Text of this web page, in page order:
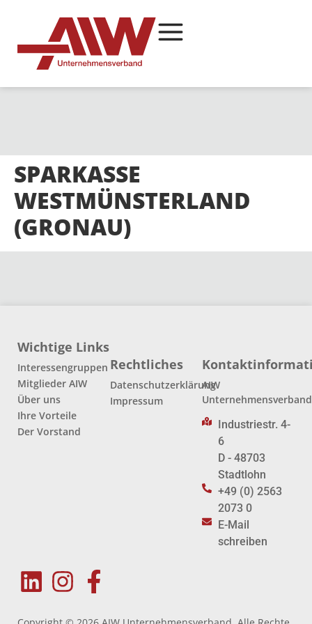
SPARKASSE
WESTMÜNSTERLAND
(GRONAU)
Wichtige Links
Interessengruppen
Mitglieder AIW
Über uns
Ihre Vorteile
Der Vorstand
Rechtliches
Datenschutzerklärung
Impressum
AIW
Unternehmensverband
Industriestr. 4-
6
D - 48703
Stadtlohn
+49 (0) 2563
2073 0
E-Mail
schreiben